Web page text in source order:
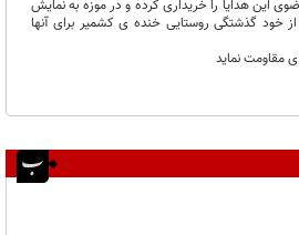
اين هدايا را خريدارى كرده و در موزه به نمايش
خود گذشتگی روستایی خنده ی کشمیر برای آنها
مقاومت نماید